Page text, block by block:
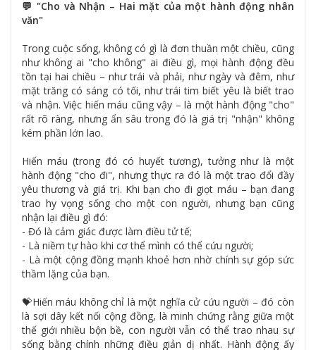
💬 "Cho và Nhận – Hai mặt của một hành động nhân
văn"
Trong cuộc sống, không có gì là đơn thuần một chiều, cũng
như không ai "cho không" ai điều gì, mọi hành động đều
tồn tại hai chiều – như trái và phải, như ngày và đêm, như
mặt trăng có sáng có tối, như trái tim biết yêu là biết trao
và nhận. Việc hiến máu cũng vậy – là một hành động "cho"
rất rõ ràng, nhưng ẩn sâu trong đó là giá trị "nhận" không
kém phần lớn lao.
Hiến máu (trong đó có huyết tương), tưởng như là một
hành động "cho đi", nhưng thực ra đó là một trao đổi đầy
yêu thương và giá trị. Khi bạn cho đi giọt máu – bạn đang
trao hy vọng sống cho một con người, nhưng bạn cũng
nhận lại điều gì đó:
- Đó là cảm giác được làm điều tử tế;
- Là niềm tự hào khi cơ thể mình có thể cứu người;
- Là một cộng đồng mạnh khoẻ hơn nhờ chính sự góp sức
thầm lặng của bạn.
💝Hiến máu không chỉ là một nghĩa cử cứu người – đó còn
là sợi dây kết nối cộng đồng, là minh chứng rằng giữa một
thế giới nhiều bộn bề, con người vẫn có thể trao nhau sự
sống bằng chính những điều giản dị nhất. Hành động ấy